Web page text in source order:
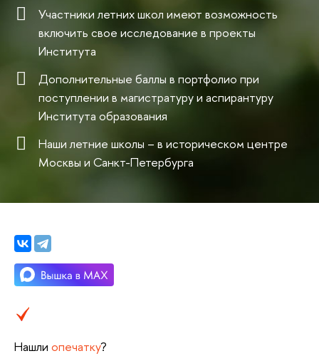
Участники летних школ имеют возможность
включить свое исследование в проекты
Института
Дополнительные баллы в портфолио при
поступлении в магистратуру и аспирантуру
Института образования
Наши летние школы – в историческом центре
Москвы и Санкт-Петербурга
Нашли опечатку?